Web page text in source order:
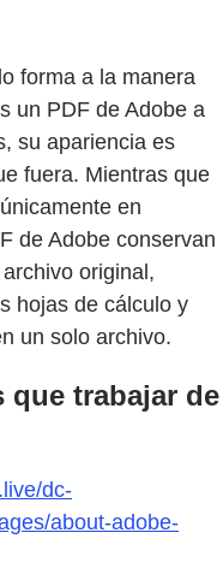
forma a la manera
un PDF de Adobe a
su apariencia es
fuera. Mientras que
en
de Adobe conservan
original,
hojas de cálculo y
un solo archivo.
que trabajar de
dc-
about-adobe-